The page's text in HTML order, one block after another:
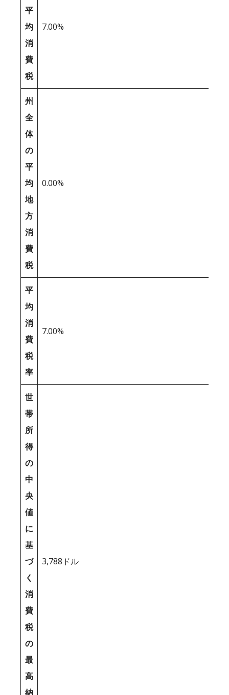
平
均
消
費
税
7.00%
州
全
体
の
平
均
地
方
消
費
税
0.00%
平
均
消
費
税
率
7.00%
世
帯
所
得
の
中
央
値
に
基
づ
く
消
費
税
の
最
高
納
3,788ドル